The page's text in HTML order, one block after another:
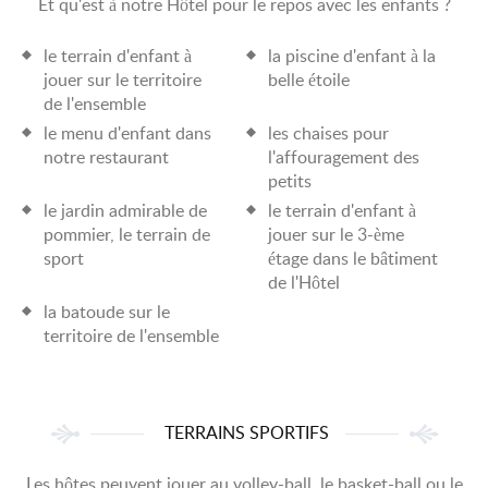
Et qu'est à notre Hôtel pour le repos avec les enfants ?
le terrain d'enfant à
jouer sur le territoire
de l'ensemble
la piscine d'enfant à la
belle étoile
le menu d'enfant dans
notre restaurant
les chaises pour
l'affouragement des
petits
le jardin admirable de
pommier, le terrain de
sport
le terrain d'enfant à
jouer sur le 3-ème
étage dans le bâtiment
de l'Hôtel
la batoude sur le
territoire de l'ensemble
TERRAINS SPORTIFS